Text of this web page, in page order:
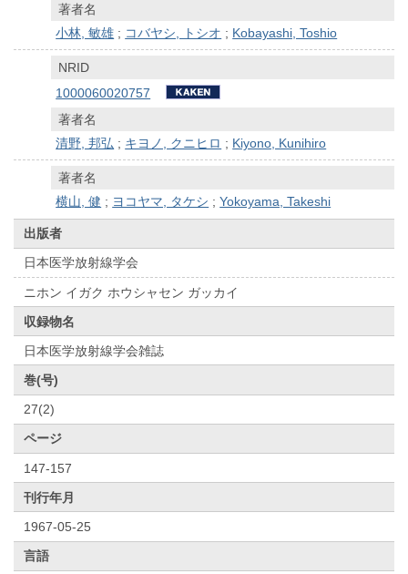
著者名
小林, 敏雄 ; コバヤシ, トシオ ; Kobayashi, Toshio
NRID
1000060020757
著者名
清野, 邦弘 ; キヨノ, クニヒロ ; Kiyono, Kunihiro
著者名
横山, 健 ; ヨコヤマ, タケシ ;Yokoyama, Takeshi
出版者
日本医学放射線学会
ニホン イガク ホウシャセン ガッカイ
収録物名
日本医学放射線学会雑誌
巻(号)
27(2)
ページ
147-157
刊行年月
1967-05-25
言語